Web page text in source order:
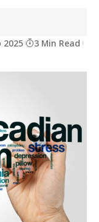
2025 3 Min Read